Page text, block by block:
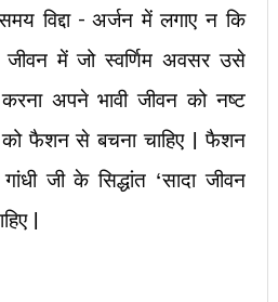
विद्दा – अर्जन में लगाए न कि
जीवन में जो स्वर्णिम अवसर उसे
अपने भावी जीवन को नष्ट
को फैशन से बचना चाहिए | फैशन
जी के सिद्धांत ‘सादा जीवन
|